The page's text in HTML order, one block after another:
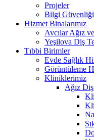
Projeler
Bilgi Güvenliği
Hizmet Binalarımız
Avcılar Ağız
Yeşilova Diş
Tıbbi Birimler
Evde Sağlık
Görüntüleme
Kliniklerimiz
Ağız